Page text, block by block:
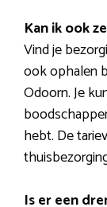
Kan ik ook
Vind je
ook ophalen
Odoorn. Je
hebt. De
Is er een